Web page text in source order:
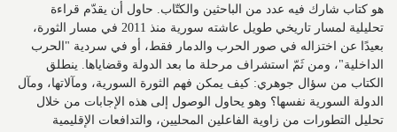
هو كتاب شارك فيه عدد من الباحثين والكتّاب. حاول أن يقدّم قراءة
تحليلية لمسار تاريخي طويل عاشته سورية منذ 2011 في مسار الثورة،
بعيدًا عن اختزاله في صور الحرب والدمار فقط، أو في سردية "الحرب
الداخلية"، ومن ثَمّ استشراف مرحلة ما بعد الدولة وقضاياها. ينطلق
الكتاب من سؤال جوهري: كيف يمكن فهم الثورة السورية، ومآلاتها، ومآل
الدولة السورية نفسها؟ وهو يحاول الوصول إلى هذه الإجابات من خلال
تحليل التطورات من زاوية الفاعلين المحليين، والتدافعات الإقليمية